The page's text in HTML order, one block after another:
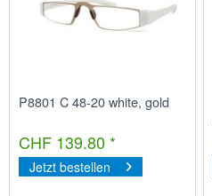
P8801 C 48-20 white, gold
CHF 139.80 *
Jetzt bestellen